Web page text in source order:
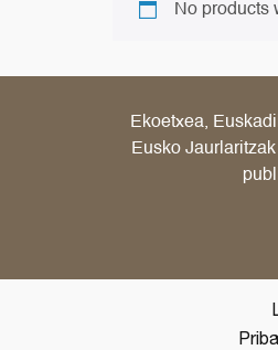
No products
Ekoetxea,
Eusko